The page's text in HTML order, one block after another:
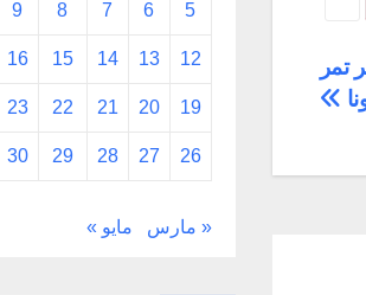
تمر
5
6
7
8
9
12
13
14
15
16
19
20
21
22
23
26
27
28
29
30
« مارس مايو »